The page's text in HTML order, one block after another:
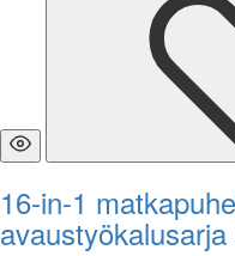
16-in-1